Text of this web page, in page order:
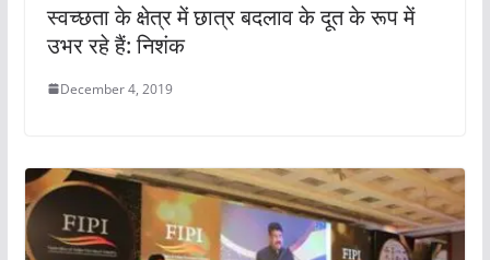
स्‍वच्‍छता के क्षेत्र में छात्र बदलाव के दूत के रूप में
उभर रहे हैं: निशंक
December 4, 2019